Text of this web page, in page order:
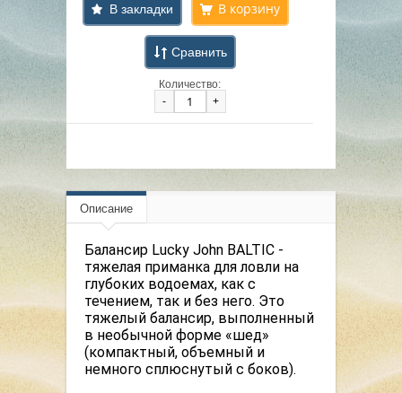
В закладки
Сравнить
Количество:
-
+
Описание
Балансир Lucky John BALTIC -
тяжелая приманка для ловли на
глубоких водоемах, как с
течением, так и без него. Это
тяжелый балансир, выполненный
в необычной форме «шед»
(компактный, объемный и
немного сплюснутый с боков).